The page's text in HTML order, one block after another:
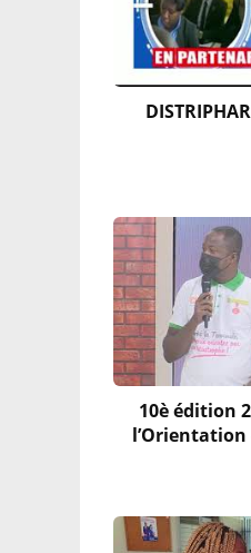
10è édition
l’Orientation